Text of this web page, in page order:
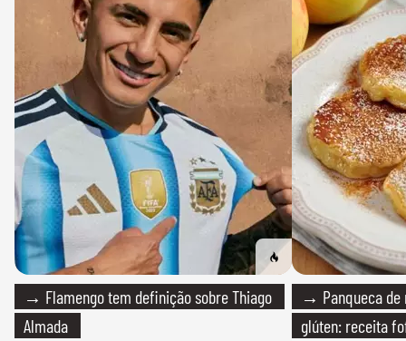
→ Flamengo tem definição sobre Thiago
Almada
→ Panqueca de
glúten: receita